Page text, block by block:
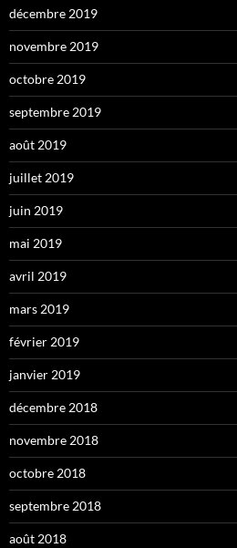
décembre 2019
novembre 2019
octobre 2019
septembre 2019
août 2019
juillet 2019
juin 2019
mai 2019
avril 2019
mars 2019
février 2019
janvier 2019
décembre 2018
novembre 2018
octobre 2018
septembre 2018
août 2018